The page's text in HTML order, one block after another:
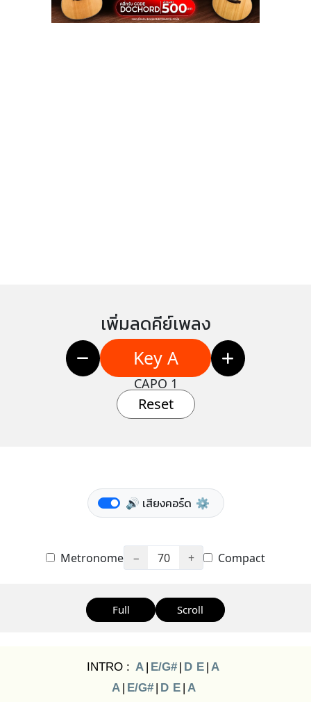
เพิ่มลดคีย์เพลง
Key A
CAPO 1
Reset
🔊 เสียงคอร์ด ⚙️
Metronome − 70 + Compact
Full Scroll
INTRO : A | E/G# | D E | A
A | E/G# | D E | A